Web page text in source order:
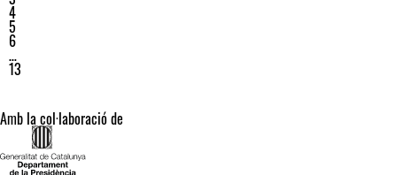
4
5
6
…
13
Amb la col·laboració de